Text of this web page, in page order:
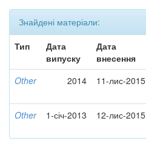
Знайдені матеріали:
Тип
Дата
випуску
Дата
внесення
Other 2014 11-лис-2015
Other 1-січ-2013 12-лис-2015